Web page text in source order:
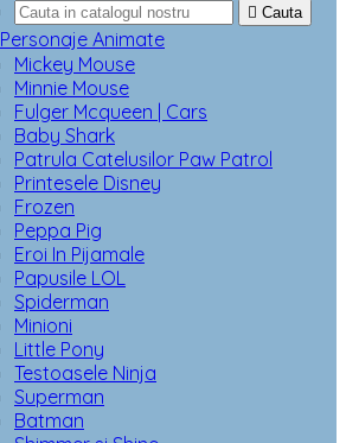
 Cauta
Personaje Animate
Mickey Mouse
Minnie Mouse
Fulger Mcqueen | Cars
Baby Shark
Patrula Catelusilor Paw Patrol
Printesele Disney
Frozen
Peppa Pig
Eroi In Pijamale
Papusile LOL
Spiderman
Minioni
Little Pony
Testoasele Ninja
Superman
Batman